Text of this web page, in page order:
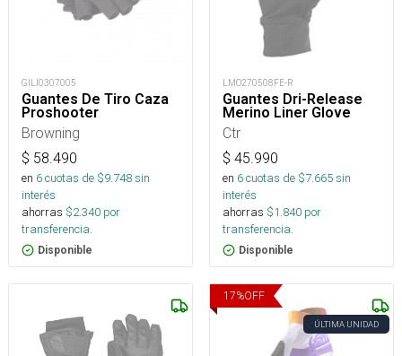
GILI0307005
Guantes De Tiro Caza
Proshooter
Browning
$ 58.490
en 6cuotas de $9.748sin
interés
ahorras $2.340 por
transferencia.
Disponible
LMO270508FE-R
Guantes Dri-Release
Merino Liner Glove
Ctr
$ 45.990
en 6cuotas de $7.665sin
interés
ahorras $1.840 por
transferencia.
Disponible
17%OFF
ÚLTIMA UNIDAD